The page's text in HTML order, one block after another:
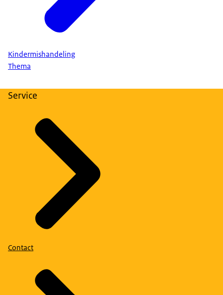
Kindermishandeling
Thema
Service
Contact